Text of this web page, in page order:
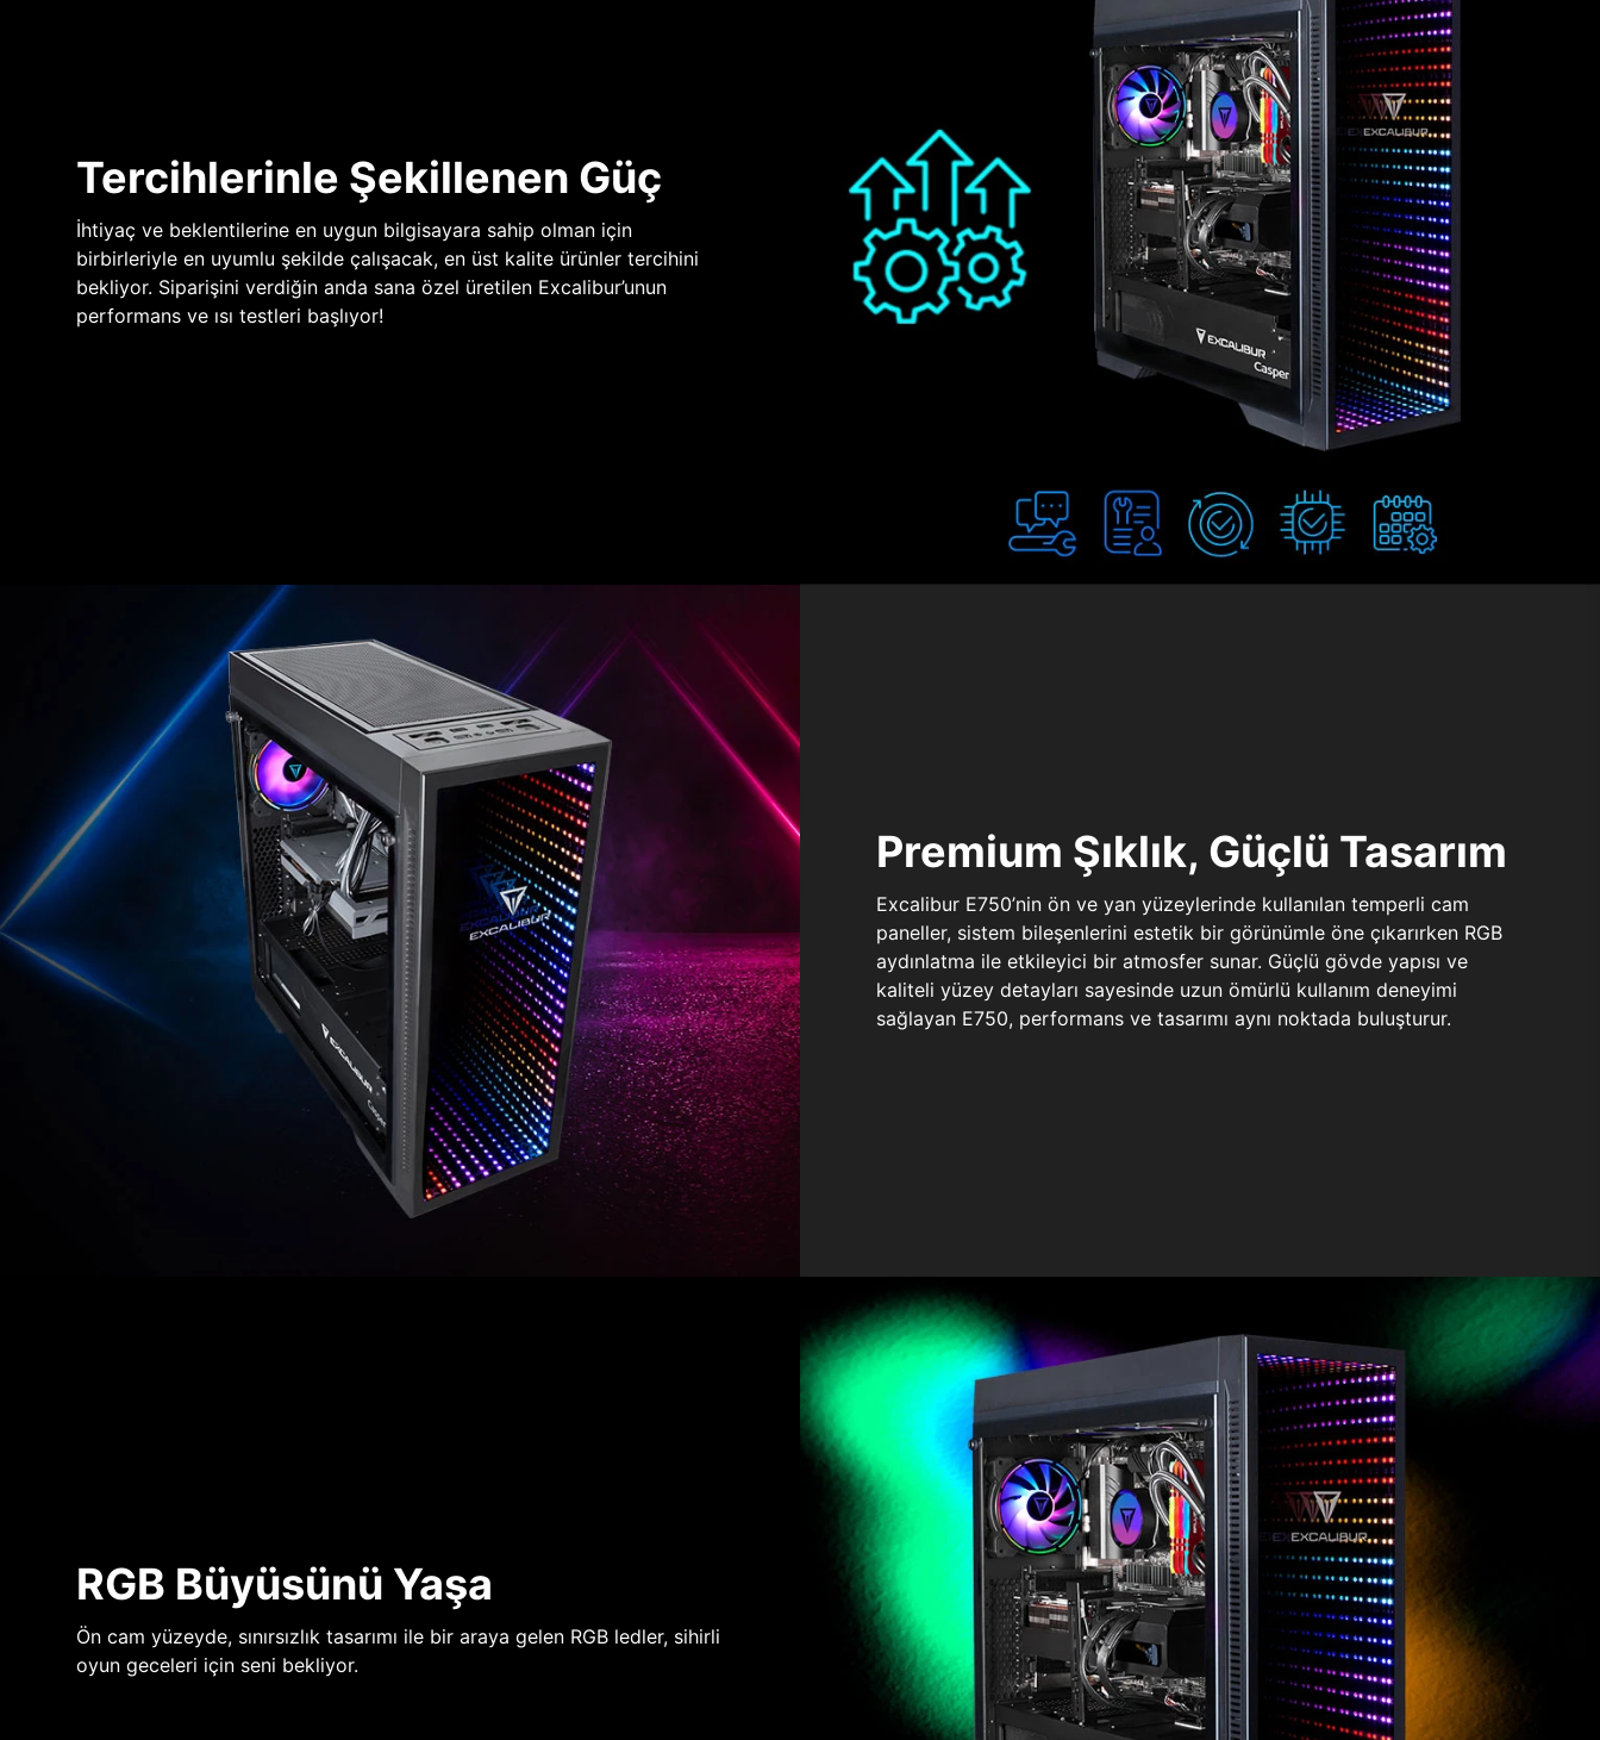
Tercihlerinle Şekillenen Güç
İhtiyaç ve beklentilerine en uygun bilgisayara sahip olman için
birbirleriyle en uyumlu şekilde çalışacak, en üst kalite ürünler tercihini
bekliyor. Siparişini verdiğin anda sana özel üretilen Excalibur’unun
performans ve ısı testleri başlıyor!
Premium Şıklık, Güçlü Tasarım
Excalibur E750’nin ön ve yan yüzeylerinde kullanılan temperli cam
paneller, sistem bileşenlerini estetik bir görünümle öne çıkarırken RGB
aydınlatma ile etkileyici bir atmosfer sunar. Güçlü gövde yapısı ve
kaliteli yüzey detayları sayesinde uzun ömürlü kullanım deneyimi
sağlayan E750, performans ve tasarımı aynı noktada buluşturur.
RGB Büyüsünü Yaşa
Ön cam yüzeyde, sınırsızlık tasarımı ile bir araya gelen RGB ledler, sihirli
oyun geceleri için seni bekliyor.